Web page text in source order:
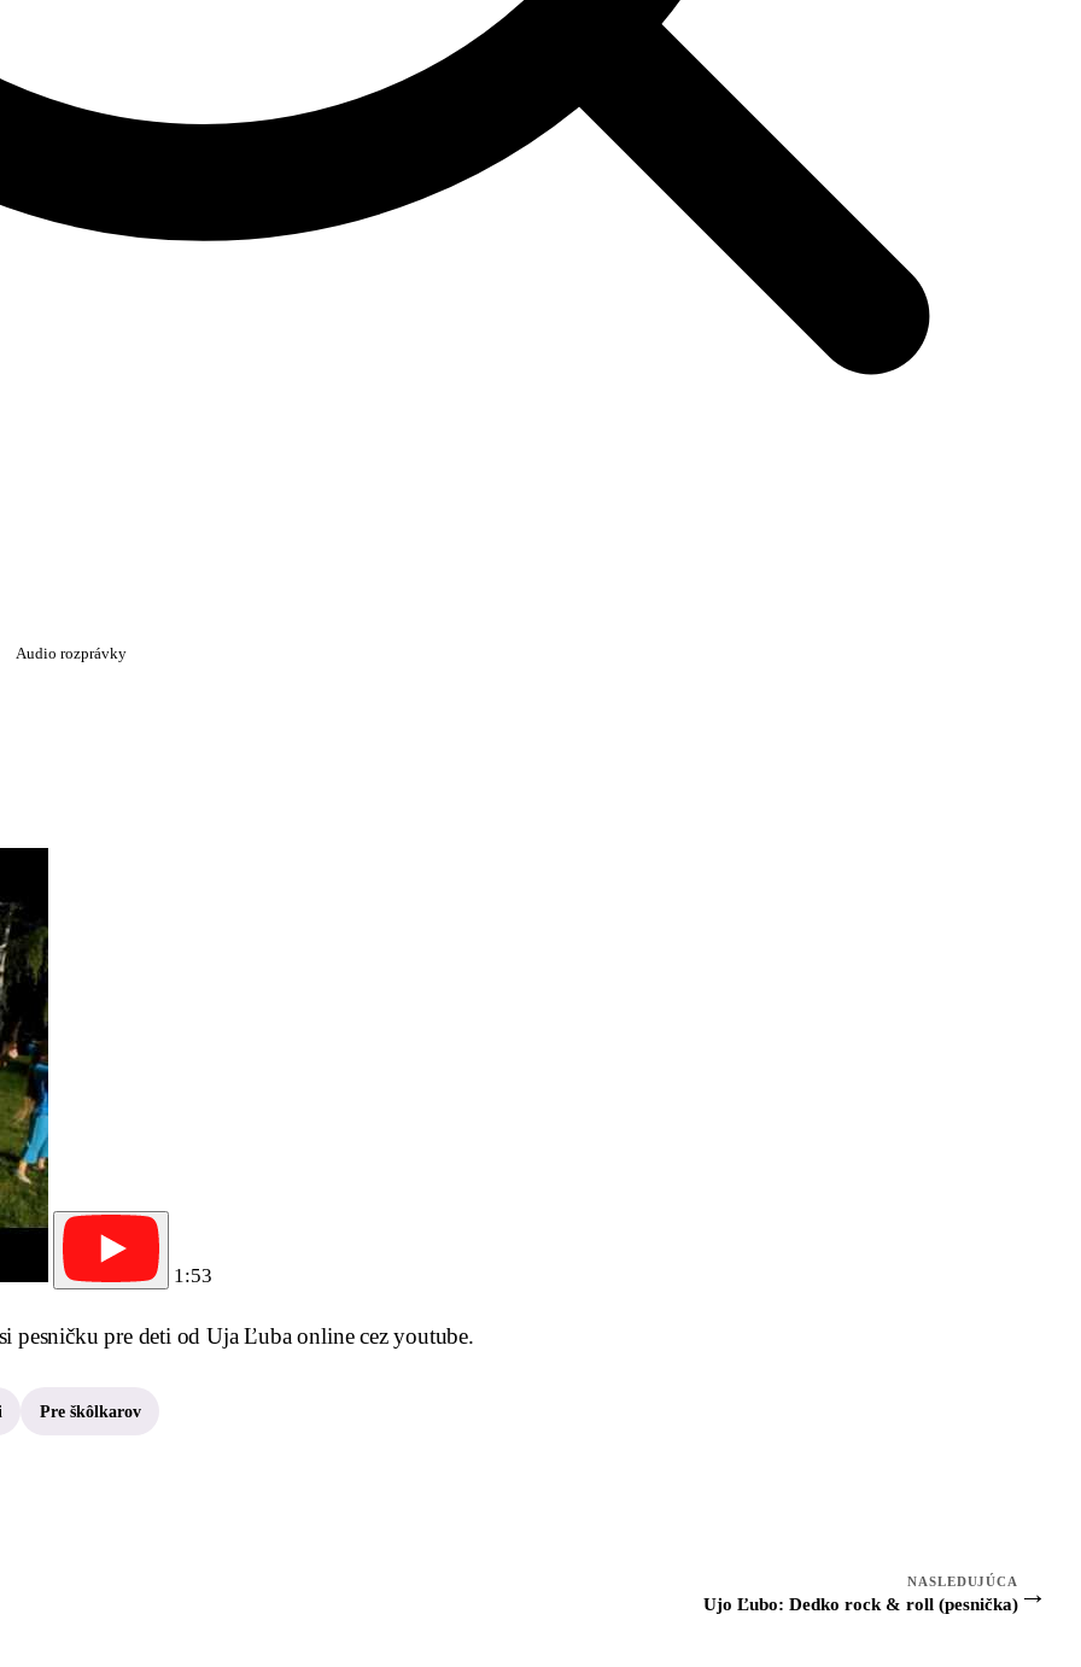
Audio rozprávky
1:53
pesničku pre deti od Uja Ľuba online cez youtube.
Pre škôlkarov
NASLEDUJÚCA
Ujo Ľubo: Dedko rock & roll (pesnička) →